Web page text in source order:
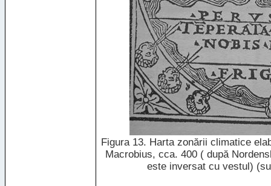
Figura 13. Harta zonării climatice
Macrobius, cca. 400 ( după
este inversat cu vestul)